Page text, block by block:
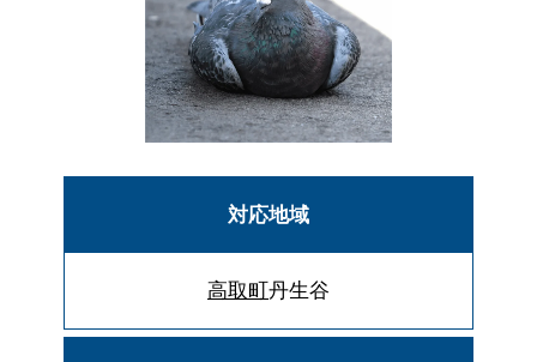
対応地域
高取町 丹生谷